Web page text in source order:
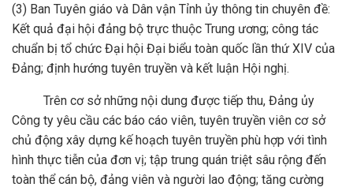
(3) Ban Tuyên giáo và Dân vận Tỉnh ủy thông tin chuyên đề:
Kết quả đại hội đảng bộ trực thuộc Trung ương; công tác
chuẩn bị tổ chức Đại hội Đại biểu toàn quốc lần thứ XIV của
Đảng; định hướng tuyên truyền và kết luận Hội nghị.
Trên cơ sở những nội dung được tiếp thu, Đảng ủy
Công ty yêu cầu các báo cáo viên, tuyên truyền viên cơ sở
chủ động xây dựng kế hoạch tuyên truyền phù hợp với tình
hình thực tiễn của đơn vị; tập trung quán triệt sâu rộng đến
toàn thể cán bộ, đảng viên và người lao động; tăng cường